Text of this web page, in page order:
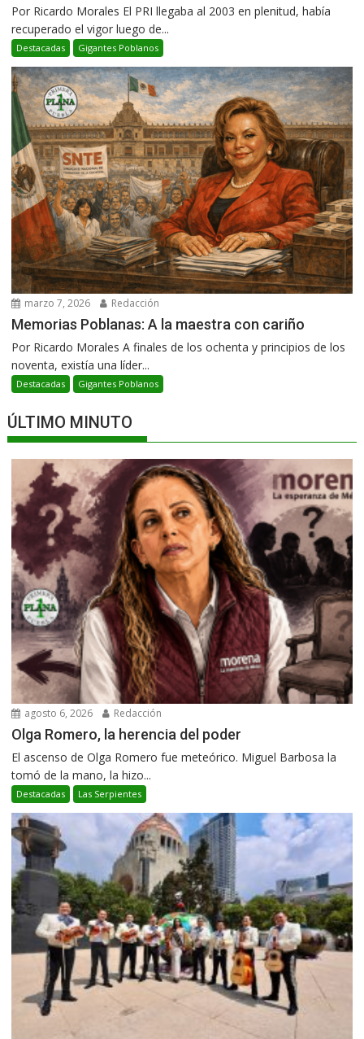
Por Ricardo Morales El PRI llegaba al 2003 en plenitud, había
recuperado el vigor luego de...
Destacadas Gigantes Poblanos
marzo 7, 2026 Redacción
Memorias Poblanas: A la maestra con cariño
Por Ricardo Morales A finales de los ochenta y principios de los
noventa, existía una líder...
Destacadas Gigantes Poblanos
ÚLTIMO MINUTO
agosto 6, 2026 Redacción
Olga Romero, la herencia del poder
El ascenso de Olga Romero fue meteórico. Miguel Barbosa la
tomó de la mano, la hizo...
Destacadas Las Serpientes